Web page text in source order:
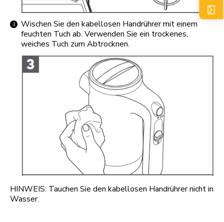
Wischen Sie den kabellosen Handrührer mit einem
feuchten Tuch ab. Verwenden Sie ein trockenes,
weiches Tuch zum Abtrocknen.
HINWEIS: Tauchen Sie den kabellosen Handrührer nicht in
Wasser.